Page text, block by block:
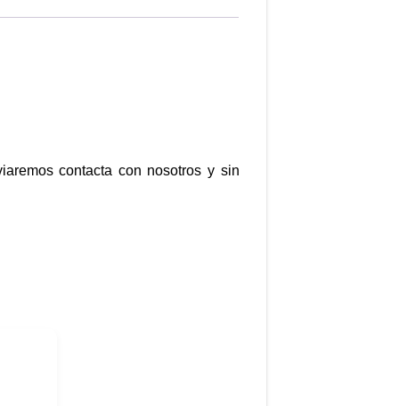
contacta con nosotros y sin